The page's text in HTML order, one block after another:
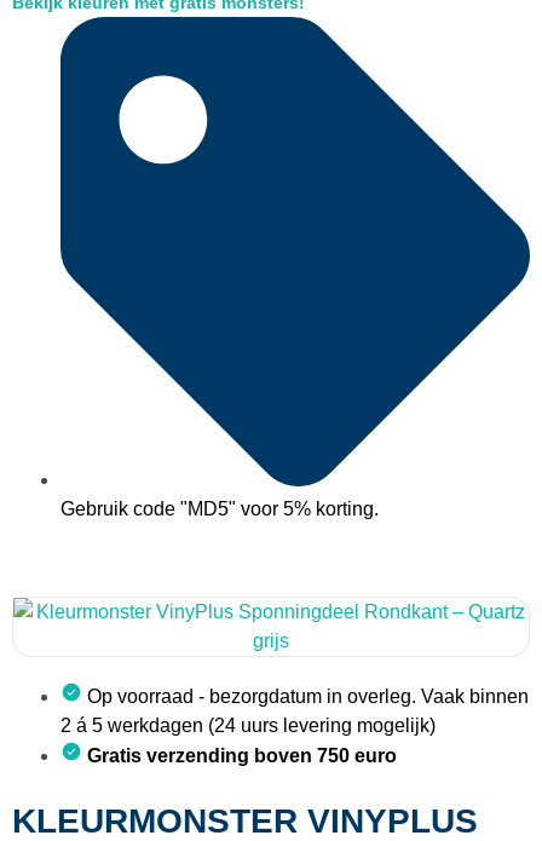
Gebruik code "MD5" voor 5% korting.
Op voorraad - bezorgdatum in overleg. Vaak binnen
2 á 5 werkdagen (24 uurs levering mogelijk)
Gratis verzending boven 750 euro
KLEURMONSTER VINYPLUS